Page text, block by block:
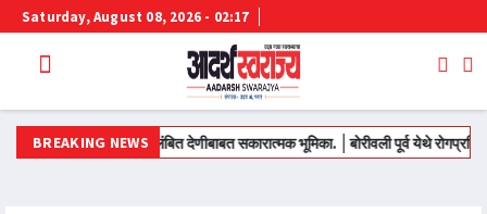
Saturday, August 08, 2026 - 02:17
BREAKING NEWS
प्रलंबित देणीबाबत सकारात्मक भूमिका. बोरीवली पूर्व येथे रोगप्रतिबंधक